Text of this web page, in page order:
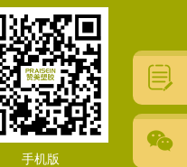
手机版